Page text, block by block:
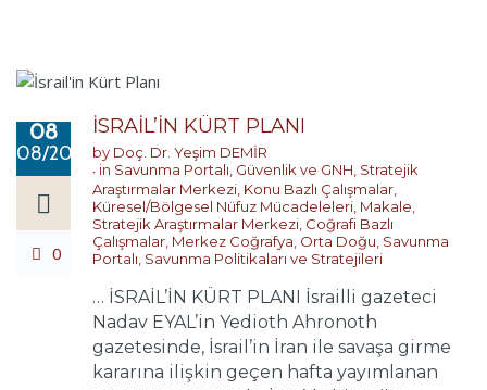
08
08/2026
0
İSRAİL’İN KÜRT PLANI
by Doç. Dr. Yeşim DEMİR
in Savunma Portalı, Güvenlik ve GNH, Stratejik
Araştırmalar Merkezi, Konu Bazlı Çalışmalar,
Küresel/Bölgesel Nüfuz Mücadeleleri, Makale,
Stratejik Araştırmalar Merkezi, Coğrafi Bazlı
Çalışmalar, Merkez Coğrafya, Orta Doğu, Savunma
Portalı, Savunma Politikaları ve Stratejileri
… İSRAİL’İN KÜRT PLANI İsrailli gazeteci
Nadav EYAL’in Yedioth Ahronoth
gazetesinde, İsrail’in İran ile savaşa girme
kararına ilişkin geçen hafta yayımlanan